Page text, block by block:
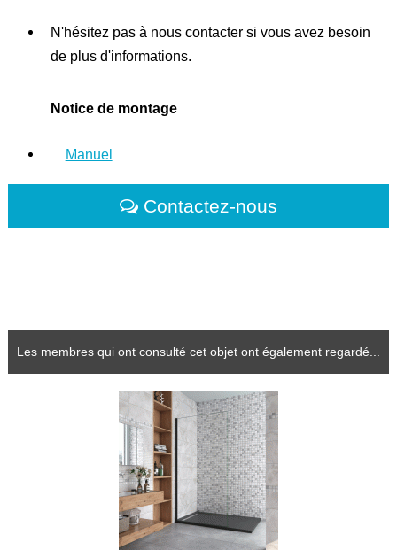
N'hésitez pas à nous contacter si vous avez besoin
de plus d'informations.
Notice de montage
Manuel
Contactez-nous
Les membres qui ont consulté cet objet ont également regardé...